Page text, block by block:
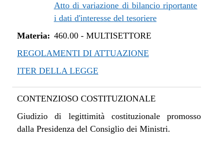
Atto di variazione di bilancio riportante
i dati d'interesse del tesoriere
Materia: 460.00- MULTISETTORE
REGOLAMENTI DI ATTUAZIONE
ITER DELLA LEGGE
CONTENZIOSO COSTITUZIONALE
Giudizio di legittimità costituzionale promosso
dalla Presidenza del Consiglio dei Ministri.